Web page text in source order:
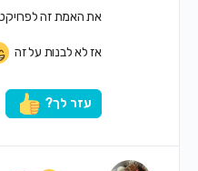
את האמת זה
אז לא לבנות על זה
עזר לך?